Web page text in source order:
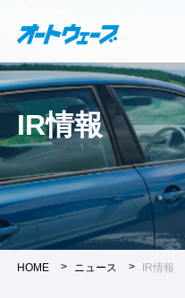
IR情報
HOME ニュース IR情報